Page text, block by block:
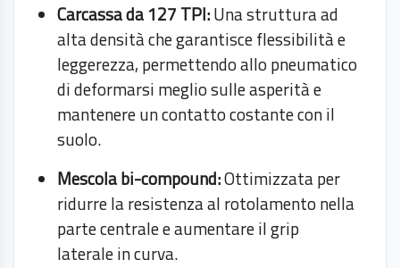
Carcassa da 127 TPI:Una struttura ad
alta densità che garantisce flessibilità e
leggerezza, permettendo allo pneumatico
di deformarsi meglio sulle asperità e
mantenere un contatto costante con il
suolo.
Mescola bi-compound:Ottimizzata per
ridurre la resistenza al rotolamento nella
parte centrale e aumentare il grip
laterale in curva.